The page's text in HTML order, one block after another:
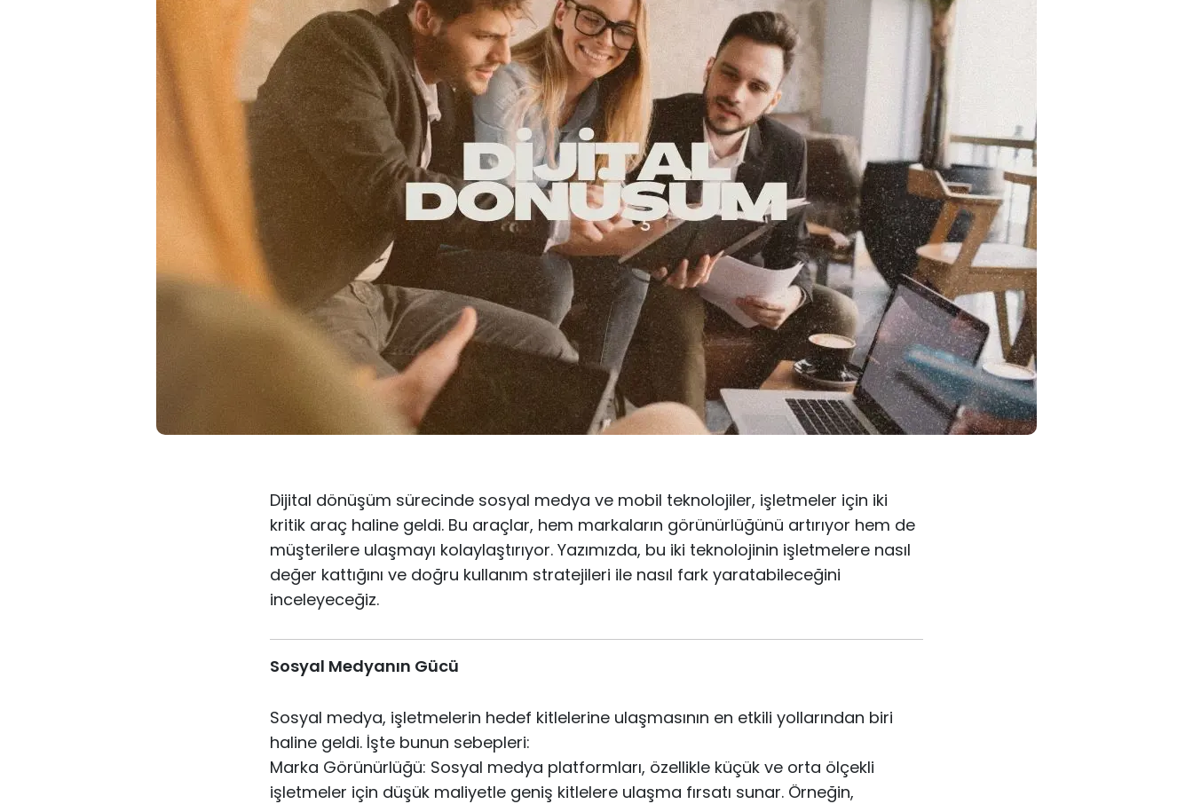
Dijital dönüşüm sürecinde sosyal medya ve mobil teknolojiler, işletmeler için iki
kritik araç haline geldi. Bu araçlar, hem markaların görünürlüğünü artırıyor hem de
müşterilere ulaşmayı kolaylaştırıyor. Yazımızda, bu iki teknolojinin işletmelere nasıl
değer kattığını ve doğru kullanım stratejileri ile nasıl fark yaratabileceğini
inceleyeceğiz.
Sosyal Medyanın Gücü
Sosyal medya, işletmelerin hedef kitlelerine ulaşmasının en etkili yollarından biri
haline geldi. İşte bunun sebepleri:
Marka Görünürlüğü: Sosyal medya platformları, özellikle küçük ve orta ölçekli
işletmeler için düşük maliyetle geniş kitlelere ulaşma fırsatı sunar. Örneğin,